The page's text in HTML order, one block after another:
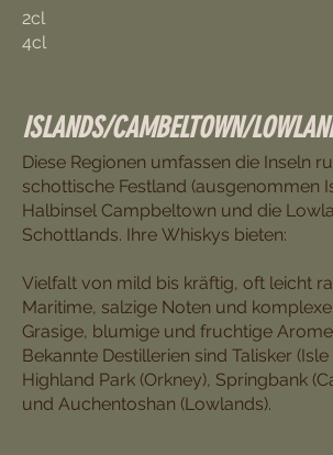
2cl
4cl
ISLANDS/CAMBELTOWN/
Diese Regionen umfassen die Inseln
schottische Festland (ausgenommen
Halbinsel Campbeltown und die
Schottlands. Ihre Whiskys bieten:
Vielfalt von mild bis kräftig, oft leicht
Maritime, salzige Noten und
Grasige, blumige und fruchtige
Bekannte Destillerien sind Talisker (Isle
Highland Park (Orkney), Springbank